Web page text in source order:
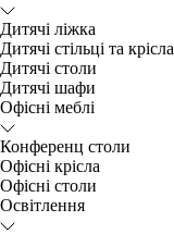
Дитячі ліжка
Дитячі стільці та крісла
Дитячі столи
Дитячі шафи
Офісні меблі
Конференц столи
Офісні крісла
Офісні столи
Освітлення